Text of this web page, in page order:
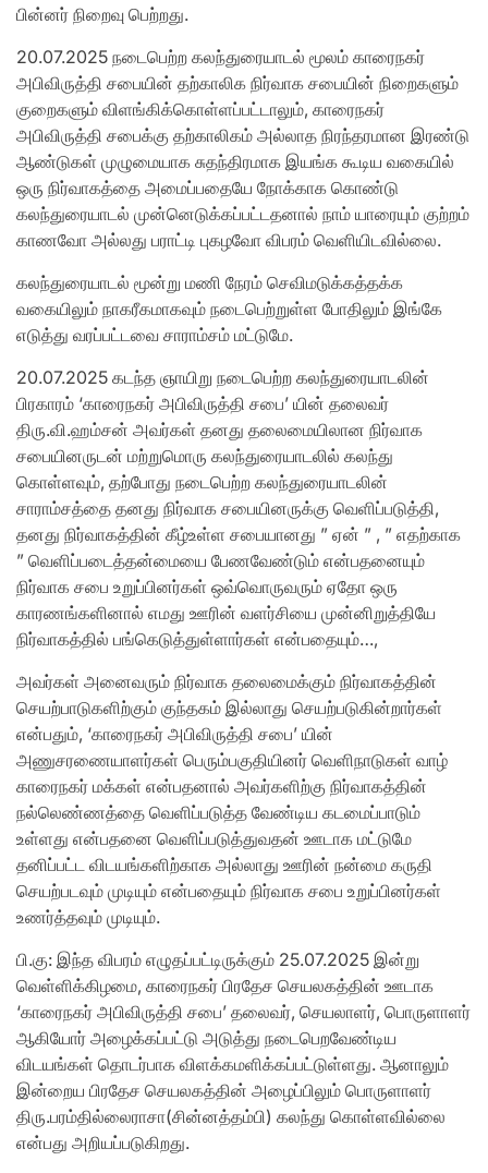
பின்னர் நிறைவு பெற்றது.
20.07.2025 நடைபெற்ற கலந்துரையாடல் மூலம் காரைநகர்
அபிவிருத்தி சபையின் தற்காலிக நிர்வாக சபையின் நிறைகளும்
குறைகளும் விளங்கிக்கொள்ளப்பட்டாலும், காரைநகர்
அபிவிருத்தி சபைக்கு தற்காலிகம் அல்லாத நிரந்தரமான இரண்டு
ஆண்டுகள் முழுமையாக சுதந்திரமாக இயங்க கூடிய வகையில்
ஒரு நிர்வாகத்தை அமைப்பதையே நோக்காக கொண்டு
கலந்துரையாடல் முன்னெடுக்கப்பட்டதனால் நாம் யாரையும் குற்றம்
காணவோ அல்லது பராட்டி புகழவோ விபரம் வெளியிடவில்லை.
கலந்துரையாடல் மூன்று மணி நேரம் செவிமடுக்கத்தக்க
வகையிலும் நாகரீகமாகவும் நடைபெற்றுள்ள போதிலும் இங்கே
எடுத்து வரப்பட்டவை சாராம்சம் மட்டுமே.
20.07.2025 கடந்த ஞாயிறு நடைபெற்ற கலந்துரையாடலின்
பிரகாரம் ‘காரைநகர் அபிவிருத்தி சபை’ யின் தலைவர்
திரு.வி.ஹம்சன் அவர்கள் தனது தலைமையிலான நிர்வாக
சபையினருடன் மற்றுமொரு கலந்துரையாடலில் கலந்து
கொள்ளவும், தற்போது நடைபெற்ற கலந்துரையாடலின்
சாராம்சத்தை தனது நிர்வாக சபையினருக்கு வெளிப்படுத்தி,
தனது நிர்வாகத்தின் கீழ்உள்ள சபையானது ” ஏன் ” , ” எதற்காக
” வெளிப்படைத்தன்மையை பேணவேண்டும் என்பதனையும்
நிர்வாக சபை உறுப்பினர்கள் ஒவ்வொருவரும் ஏதோ ஒரு
காரணங்களினால் எமது ஊரின் வளர்சியை முன்னிறுத்தியே
நிர்வாகத்தில் பங்கெடுத்துள்ளார்கள் என்பதையும்…,
அவர்கள் அனைவரும் நிர்வாக தலைமைக்கும் நிர்வாகத்தின்
செயற்பாடுகளிற்கும் குந்தகம் இல்லாது செயற்படுகின்றார்கள்
என்பதும், ‘காரைநகர் அபிவிருத்தி சபை’ யின்
அணுசரணையாளர்கள் பெரும்பகுதியினர் வெளிநாடுகள் வாழ்
காரைநகர் மக்கள் என்பதனால் அவர்களிற்கு நிர்வாகத்தின்
நல்லெண்ணத்தை வெளிப்படுத்த வேண்டிய கடமைப்பாடும்
உள்ளது என்பதனை வெளிப்படுத்துவதன் ஊடாக மட்டுமே
தனிப்பட்ட விடயங்களிற்காக அல்லாது ஊரின் நன்மை கருதி
செயற்படவும் முடியும் என்பதையும் நிர்வாக சபை உறுப்பினர்கள்
உணர்த்தவும் முடியும்.
பி.கு: இந்த விபரம் எழுதப்பட்டிருக்கும் 25.07.2025 இன்று
வெள்ளிக்கிழமை, காரைநகர் பிரதேச செயலகத்தின் ஊடாக
‘காரைநகர் அபிவிருத்தி சபை’ தலைவர், செயலாளர், பொருளாளர்
ஆகியோர் அழைக்கப்பட்டு அடுத்து நடைபெறவேண்டிய
விடயங்கள் தொடர்பாக விளக்கமளிக்கப்பட்டுள்ளது. ஆனாலும்
இன்றைய பிரதேச செயலகத்தின் அழைப்பிலும் பொருளாளர்
திரு.பரம்தில்லைராசா(சின்னத்தம்பி) கலந்து கொள்ளவில்லை
என்பது அறியப்படுகிறது.